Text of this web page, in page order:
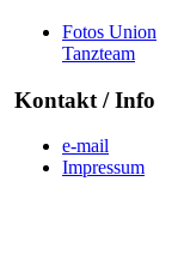
Fotos Union
Tanzteam
Kontakt / Info
e-mail
Impressum